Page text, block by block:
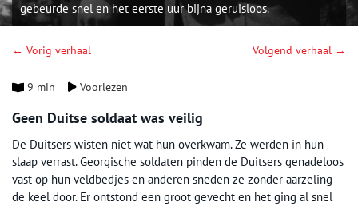
gebeurde snel en het eerste uur bijna geruisloos.
← Vorig verhaal Volgend verhaal →
9 min Voorlezen
Geen Duitse soldaat was veilig
De Duitsers wisten niet wat hun overkwam. Ze werden in hun
slaap verrast. Georgische soldaten pinden de Duitsers genadeloos
vast op hun veldbedjes en anderen sneden ze zonder aarzeling
de keel door. Er ontstond een groot gevecht en het ging al snel